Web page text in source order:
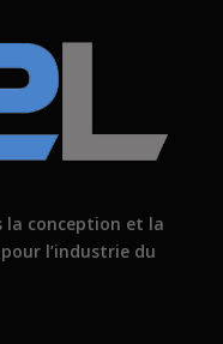
la conception et la
l’industrie du